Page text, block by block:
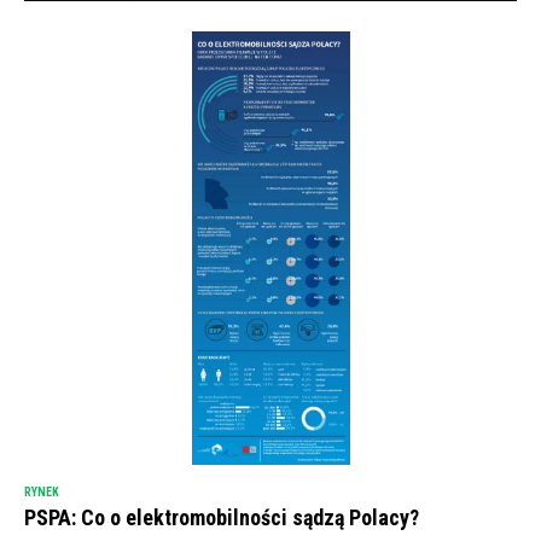
RYNEK
PSPA: Co o elektromobilności sądzą Polacy?